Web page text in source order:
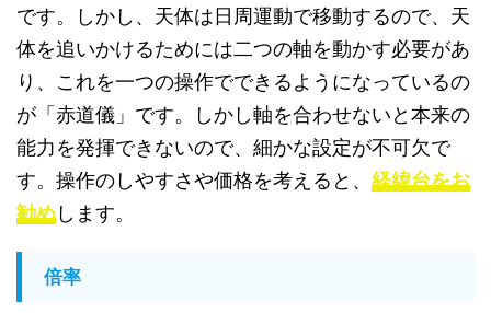
です。しかし、天体は日周運動で移動するので、天
体を追いかけるためには二つの軸を動かす必要があ
り、これを一つの操作でできるようになっているの
が「赤道儀」です。しかし軸を合わせないと本来の
能力を発揮できないので、細かな設定が不可欠で
す。操作のしやすさや価格を考えると、 経緯台をお
勧めします。
倍率